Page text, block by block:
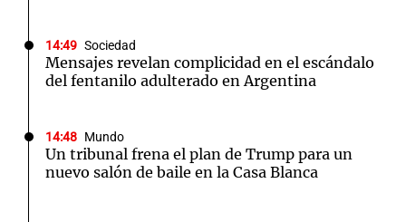
14:49 Sociedad
Mensajes revelan complicidad en el escándalo
del fentanilo adulterado en Argentina
14:48 Mundo
Un tribunal frena el plan de Trump para un
nuevo salón de baile en la Casa Blanca